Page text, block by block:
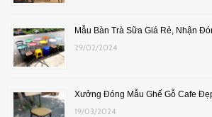
Mẫu Bàn Trà Sữa Giá Rẻ, Nhận
29/02/2024
Xưởng Đóng Mẫu Ghế Gỗ Cafe
19/03/2024